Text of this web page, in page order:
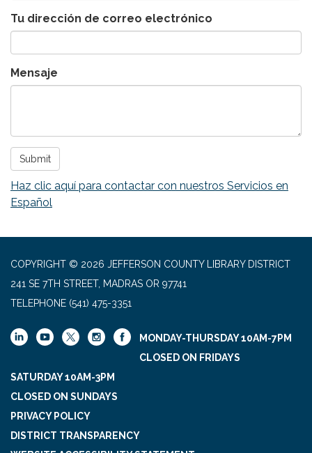
Tu dirección de correo electrónico
Mensaje
Submit
Haz clic aquí para contactar con nuestros Servicios en
Español
COPYRIGHT © 2026 JEFFERSON COUNTY LIBRARY DISTRICT
241 SE 7TH STREET, MADRAS OR 97741
TELEPHONE (541) 475-3351
MONDAY-THURSDAY 10AM-7PM
CLOSED ON FRIDAYS
SATURDAY 10AM-3PM
CLOSED ON SUNDAYS
PRIVACY POLICY
DISTRICT TRANSPARENCY